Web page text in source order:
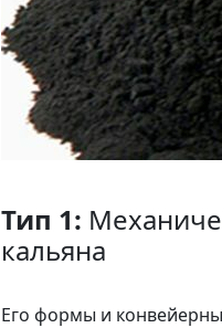
Тип 1:
кальяна
Его формы и